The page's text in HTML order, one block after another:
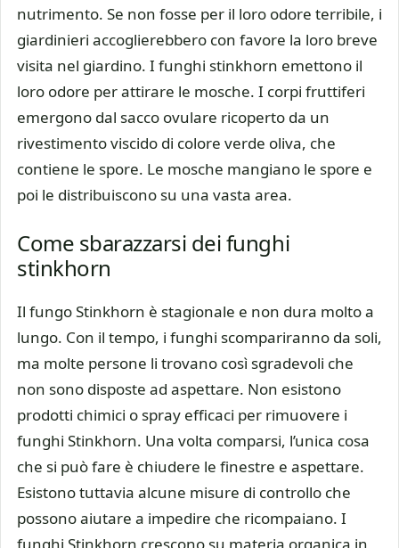
nutrimento. Se non fosse per il loro odore terribile, i
giardinieri accoglierebbero con favore la loro breve
visita nel giardino. I funghi stinkhorn emettono il
loro odore per attirare le mosche. I corpi fruttiferi
emergono dal sacco ovulare ricoperto da un
rivestimento viscido di colore verde oliva, che
contiene le spore. Le mosche mangiano le spore e
poi le distribuiscono su una vasta area.
Come sbarazzarsi dei funghi
stinkhorn
Il fungo Stinkhorn è stagionale e non dura molto a
lungo. Con il tempo, i funghi scompariranno da soli,
ma molte persone li trovano così sgradevoli che
non sono disposte ad aspettare. Non esistono
prodotti chimici o spray efficaci per rimuovere i
funghi Stinkhorn. Una volta comparsi, l’unica cosa
che si può fare è chiudere le finestre e aspettare.
Esistono tuttavia alcune misure di controllo che
possono aiutare a impedire che ricompaiano. I
funghi Stinkhorn crescono su materia organica in